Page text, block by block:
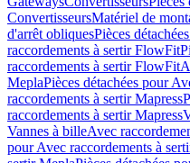
ConvertisseursMatériel de
d'arrêt obliquesPièces
raccordements à sertir FlowFit
raccordements à sertir FlowFit
MeplaPièces détachées pour
raccordements à sertir Mapress
raccordements à sertir Mapress
Vannes à billeAvec
pour Avec raccordements à